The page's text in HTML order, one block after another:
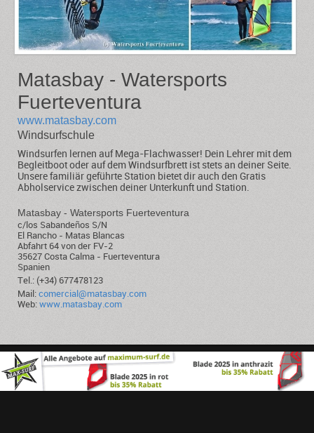
Matasbay - Watersports
Fuerteventura
www.matasbay.com
Windsurfschule
Windsurfen lernen auf Mega-Flachwasser! Dein Lehrer mit dem
Begleitboot oder auf dem Windsurfbrett ist stets an deiner Seite.
Unsere familiär geführte Station bietet dir auch den Gratis
Abholservice zwischen deiner Unterkunft und Station.
Matasbay - Watersports Fuerteventura
c/los Sabandeños S/N
El Rancho - Matas Blancas
Abfahrt 64 von der FV-2
35627 Costa Calma - Fuerteventura
Spanien
Tel.: (+34) 677478123
Mail: comercial@matasbay.com
Web: www.matasbay.com